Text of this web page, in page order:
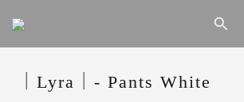
｜Lyra｜- Pants White